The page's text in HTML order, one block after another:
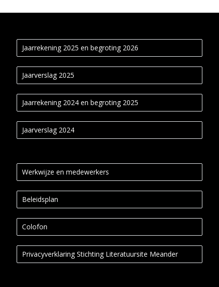
Jaarrekening 2025 en begroting 2026
Jaarverslag 2025
Jaarrekening 2024 en begroting 2025
Jaarverslag 2024
Werkwijze en medewerkers
Beleidsplan
Colofon
Privacyverklaring Stichting Literatuursite Meander